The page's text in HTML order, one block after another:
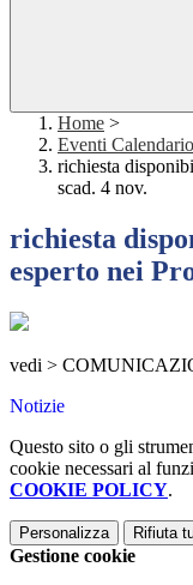
Home >
Eventi Calendario
richiesta
scad. 4 nov.
richiesta
esperto nei
vedi >
Notizie
Questo sito o gli
cookie necessari al
COOKIE POLICY.
Personalizza Rifiuta
Gestione cookie